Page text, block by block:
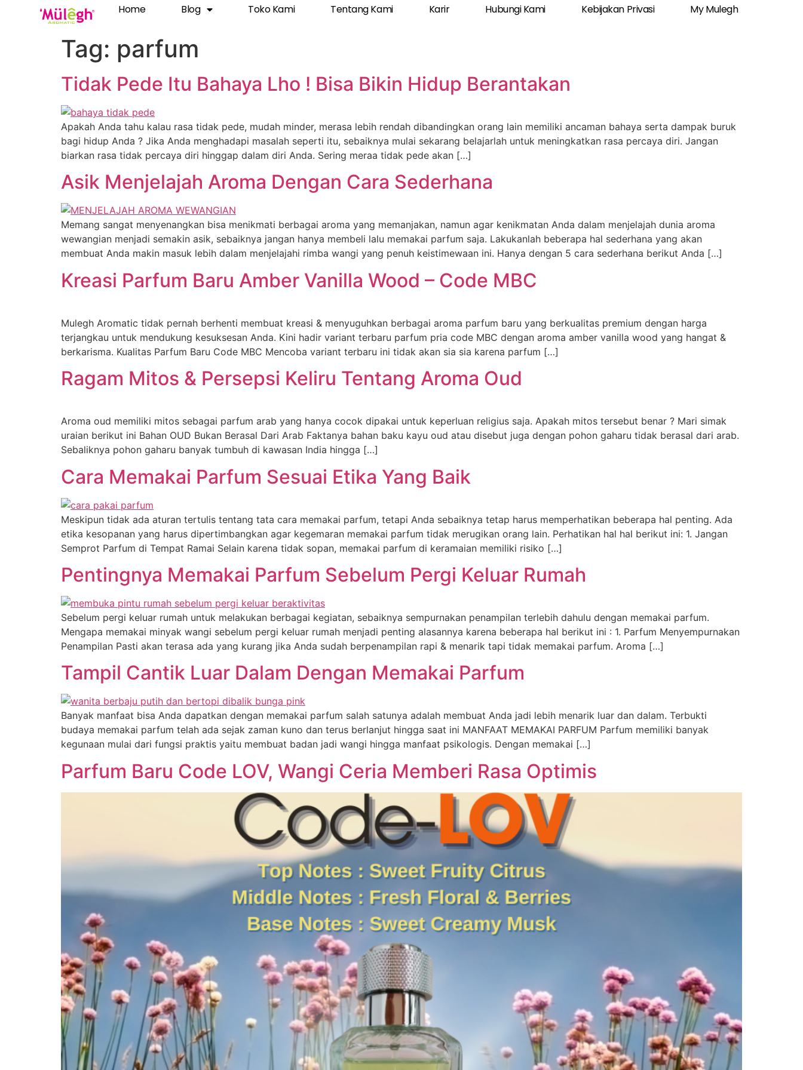
Home Blog Toko Kami Tentang Kami Karir Hubungi Kami Kebijakan Privasi My Mulegh
Tag: parfum
Tidak Pede Itu Bahaya Lho ! Bisa Bikin Hidup Berantakan
Apakah Anda tahu kalau rasa tidak pede, mudah minder, merasa lebih rendah dibandingkan orang lain memiliki ancaman bahaya serta dampak buruk
bagi hidup Anda ? Jika Anda menghadapi masalah seperti itu, sebaiknya mulai sekarang belajarlah untuk meningkatkan rasa percaya diri. Jangan
biarkan rasa tidak percaya diri hinggap dalam diri Anda. Sering meraa tidak pede akan […]
Asik Menjelajah Aroma Dengan Cara Sederhana
Memang sangat menyenangkan bisa menikmati berbagai aroma yang memanjakan, namun agar kenikmatan Anda dalam menjelajah dunia aroma
wewangian menjadi semakin asik, sebaiknya jangan hanya membeli lalu memakai parfum saja. Lakukanlah beberapa hal sederhana yang akan
membuat Anda makin masuk lebih dalam menjelajahi rimba wangi yang penuh keistimewaan ini. Hanya dengan 5 cara sederhana berikut Anda […]
Kreasi Parfum Baru Amber Vanilla Wood – Code MBC
Mulegh Aromatic tidak pernah berhenti membuat kreasi & menyuguhkan berbagai aroma parfum baru yang berkualitas premium dengan harga
terjangkau untuk mendukung kesuksesan Anda. Kini hadir variant terbaru parfum pria code MBC dengan aroma amber vanilla wood yang hangat &
berkarisma. Kualitas Parfum Baru Code MBC Mencoba variant terbaru ini tidak akan sia sia karena parfum […]
Ragam Mitos & Persepsi Keliru Tentang Aroma Oud
Aroma oud memiliki mitos sebagai parfum arab yang hanya cocok dipakai untuk keperluan religius saja. Apakah mitos tersebut benar ? Mari simak
uraian berikut ini Bahan OUD Bukan Berasal Dari Arab Faktanya bahan baku kayu oud atau disebut juga dengan pohon gaharu tidak berasal dari arab.
Sebaliknya pohon gaharu banyak tumbuh di kawasan India hingga […]
Cara Memakai Parfum Sesuai Etika Yang Baik
Meskipun tidak ada aturan tertulis tentang tata cara memakai parfum, tetapi Anda sebaiknya tetap harus memperhatikan beberapa hal penting. Ada
etika kesopanan yang harus dipertimbangkan agar kegemaran memakai parfum tidak merugikan orang lain. Perhatikan hal hal berikut ini: 1. Jangan
Semprot Parfum di Tempat Ramai Selain karena tidak sopan, memakai parfum di keramaian memiliki risiko […]
Pentingnya Memakai Parfum Sebelum Pergi Keluar Rumah
Sebelum pergi keluar rumah untuk melakukan berbagai kegiatan, sebaiknya sempurnakan penampilan terlebih dahulu dengan memakai parfum.
Mengapa memakai minyak wangi sebelum pergi keluar rumah menjadi penting alasannya karena beberapa hal berikut ini : 1. Parfum Menyempurnakan
Penampilan Pasti akan terasa ada yang kurang jika Anda sudah berpenampilan rapi & menarik tapi tidak memakai parfum. Aroma […]
Tampil Cantik Luar Dalam Dengan Memakai Parfum
Banyak manfaat bisa Anda dapatkan dengan memakai parfum salah satunya adalah membuat Anda jadi lebih menarik luar dan dalam. Terbukti
budaya memakai parfum telah ada sejak zaman kuno dan terus berlanjut hingga saat ini MANFAAT MEMAKAI PARFUM Parfum memiliki banyak
kegunaan mulai dari fungsi praktis yaitu membuat badan jadi wangi hingga manfaat psikologis. Dengan memakai […]
Parfum Baru Code LOV, Wangi Ceria Memberi Rasa Optimis